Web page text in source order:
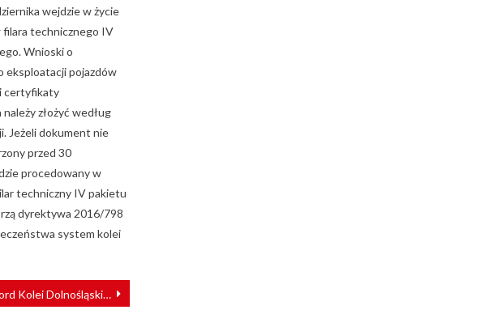
wejdzie w życie
filara technicznego IV
Wnioski o
eksploatacji pojazdów
certyfikaty
złożyć według
Jeżeli dokument nie
przed 30
procedowany w
techniczny IV pakietu
dyrektywa 2016/798
system kolei
Rekord Kolei Dolnośląskich: ponad 2,5 mln pasażerów w miesiąc